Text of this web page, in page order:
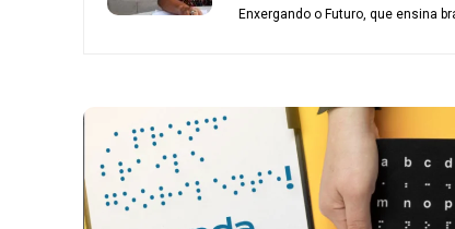
Enxergando o Futuro, que ensina